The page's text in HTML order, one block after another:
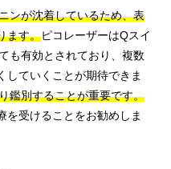
ンが沈着しているため、表
ます。ピコレーザーはQスイ
も有効とされており、複数
していくことが期待できま
鑑別することが重要です。
を受けることをお勧めしま